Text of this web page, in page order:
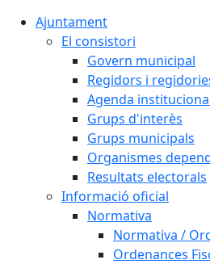
Ajuntament
El consistori
Govern municipal
Regidors i
Agenda
Grups d'interès
Grups municipals
Organismes
Resultats electorals
Informació oficial
Normativa
Normativa /
Ordenances